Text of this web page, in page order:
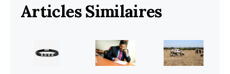
Articles Similaires